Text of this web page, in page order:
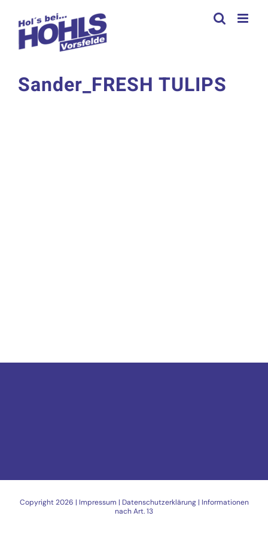
Inhalt
springen
Sander_FRESH TULIPS
Copyright2026 | Impressum | Datenschutzerklärung| Informationen
nach Art. 13